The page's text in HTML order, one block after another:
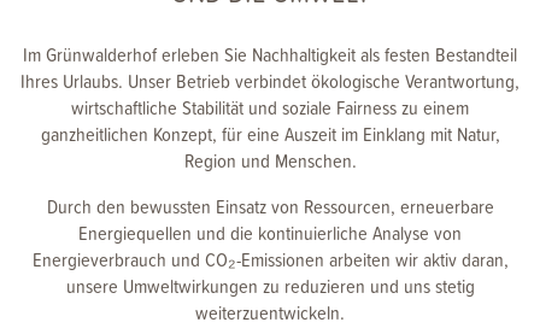
Im Grünwalderhof erleben Sie Nachhaltigkeit als festen Bestandteil
Ihres Urlaubs. Unser Betrieb verbindet ökologische Verantwortung,
wirtschaftliche Stabilität und soziale Fairness zu einem
ganzheitlichen Konzept, für eine Auszeit im Einklang mit Natur,
Region und Menschen.
Durch den bewussten Einsatz von Ressourcen, erneuerbare
Energiequellen und die kontinuierliche Analyse von
Energieverbrauch und CO₂-Emissionen arbeiten wir aktiv daran,
unsere Umweltwirkungen zu reduzieren und uns stetig
weiterzuentwickeln.